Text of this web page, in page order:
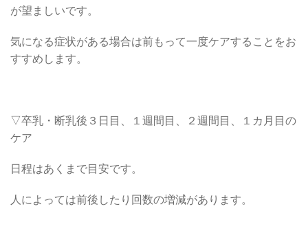
が望ましいです。
気になる症状がある場合は前もって一度ケアすることをお
すすめします。
▽卒乳・断乳後３日目、１週間目、２週間目、１カ月目の
ケア
日程はあくまで目安です。
人によっては前後したり回数の増減があります。